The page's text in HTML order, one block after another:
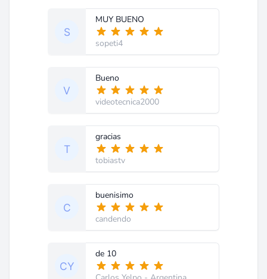
MUY BUENO
sopeti4
Bueno
videotecnica2000
gracias
tobiastv
buenisimo
candendo
de 10